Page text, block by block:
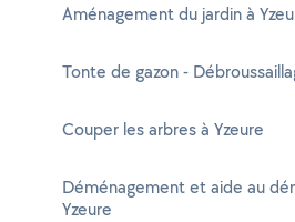
Aménagement du jardin à
Tonte de gazon -
Couper les arbres à Yzeure
Déménagement et aide au
Yzeure